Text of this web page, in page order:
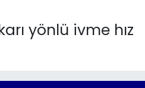
yönlü ivme hız